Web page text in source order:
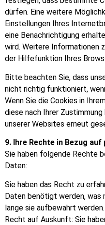
dürfen. Eine weitere
Einstellungen Ihres
eine Benachrichtigung
wird. Weitere Informationen
der Hilfefunktion Ihres
Bitte beachten Sie, dass
nicht richtig funktioniert,
Wenn Sie die Cookies in
diese nach Ihrer
unserer Websites erneut
9. Ihre Rechte in Bezug
Sie haben folgende Rechte
Daten:
Sie haben das Recht zu
Daten benötigt werden, was
lange sie aufbewahrt werden.
Recht auf Auskunft: Sie